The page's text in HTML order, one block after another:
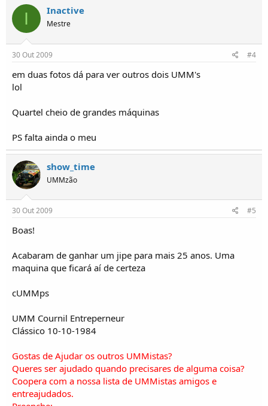
I Inactive
Mestre
30 Out 2009 #4
em duas fotos dá para ver outros dois UMM's
lol
Quartel cheio de grandes máquinas
PS falta ainda o meu
show_time
UMMzão
30 Out 2009 #5
Boas!
Acabaram de ganhar um jipe para mais 25 anos. Uma
maquina que ficará aí de certeza
cUMMps
UMM Cournil Entreperneur
Clássico 10-10-1984
Gostas de Ajudar os outros UMMistas?
Queres ser ajudado quando precisares de alguma coisa?
Coopera com a nossa lista de UMMistas amigos e
entreajudados.